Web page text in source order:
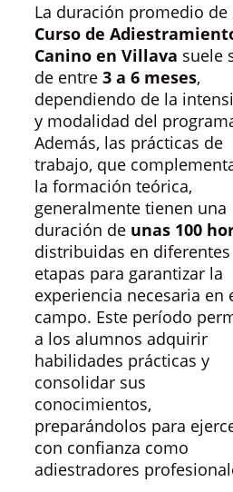
La duración promedio de
Curso de
Canino en Villava suele
de entre 3 a 6 meses,
dependiendo de la
y modalidad del
Además, las prácticas de
trabajo, que
la formación teórica,
generalmente tienen una
duración de unas 100
distribuidas en diferentes
etapas para garantizar la
experiencia necesaria en
campo. Este período
a los alumnos adquirir
habilidades prácticas y
consolidar sus
conocimientos,
preparándolos para
con confianza como
adiestradores